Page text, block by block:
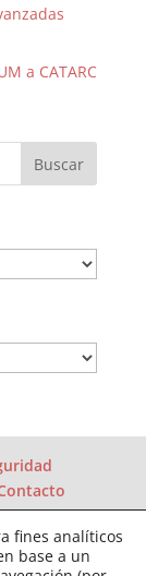
a CATARC
fines analíticos
base a un